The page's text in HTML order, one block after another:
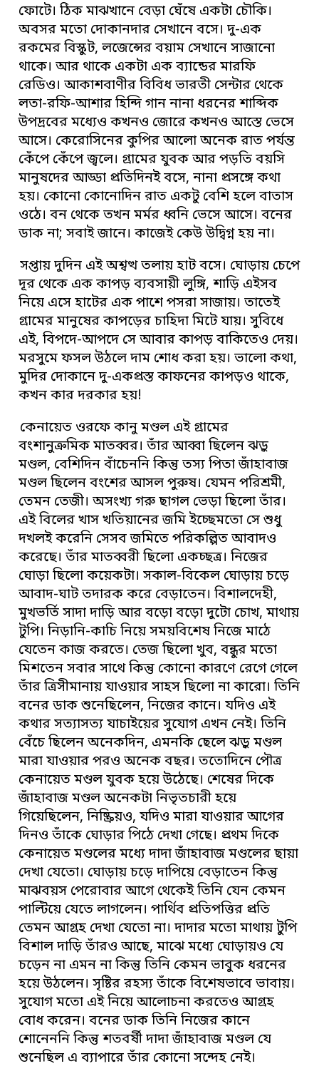
ফোটে। ঠিক মাঝখানে বেড়া ঘেঁষে একটা চৌকি।
অবসর মতো দোকানদার সেখানে বসে। দু-এক
রকমের বিস্কুট, লজেন্সের বয়াম সেখানে সাজানো
থাকে। আর থাকে একটা এক ব্যান্ডের মারফি
রেডিও। আকাশবাণীর বিবিধ ভারতী সেন্টার থেকে
লতা-রফি-আশার হিন্দি গান নানা ধরনের শাব্দিক
উপদ্রবের মধ্যেও কখনও জোরে কখনও আস্তে ভেসে
আসে। কেরোসিনের কুপির আলো অনেক রাত পর্যন্ত
কেঁপে কেঁপে জ্বলে। গ্রামের যুবক আর পড়তি বয়সি
মানুষদের আড্ডা প্রতিদিনই বসে, নানা প্রসঙ্গে কথা
হয়। কোনো কোনোদিন রাত একটু বেশি হলে বাতাস
ওঠে। বন থেকে তখন মর্মর ধ্বনি ভেসে আসে। বনের
ডাক না; সবাই জানে। কাজেই কেউ উদ্বিগ্ন হয় না।
সপ্তায় দুদিন এই অশ্বত্থ তলায় হাট বসে। ঘোড়ায় চেপে
দূর থেকে এক কাপড় ব্যবসায়ী লুঙ্গি, শাড়ি এইসব
নিয়ে এসে হাটের এক পাশে পসরা সাজায়। তাতেই
গ্রামের মানুষের কাপড়ের চাহিদা মিটে যায়। সুবিধে
এই, বিপদে-আপদে সে আবার কাপড় বাকিতেও দেয়।
মরসুমে ফসল উঠলে দাম শোধ করা হয়। ভালো কথা,
মুদির দোকানে দু-একপ্রস্ত কাফনের কাপড়ও থাকে,
কখন কার দরকার হয়!
কেনায়েত ওরফে কানু মণ্ডল এই গ্রামের
বংশানুক্রমিক মাতব্বর। তাঁর আব্বা ছিলেন ঝড়ু
মণ্ডল, বেশিদিন বাঁচেননি কিন্তু তস্য পিতা জাঁহাবাজ
মণ্ডল ছিলেন বংশের আসল পুরুষ। যেমন পরিশ্রমী,
তেমন তেজী। অসংখ্য গরু ছাগল ভেড়া ছিলো তাঁর।
এই বিলের খাস খতিয়ানের জমি ইচ্ছেমতো সে শুধু
দখলই করেনি সেসব জমিতে পরিকল্পিত আবাদও
করেছে। তাঁর মাতব্বরী ছিলো একচ্ছত্র। নিজের
ঘোড়া ছিলো কয়েকটা। সকাল-বিকেল ঘোড়ায় চড়ে
আবাদ-ঘাট তদারক করে বেড়াতেন। বিশালদেহী,
মুখভর্তি সাদা দাড়ি আর বড়ো বড়ো দুটো চোখ, মাথায়
টুপি। নিড়ানি-কাচি নিয়ে সময়বিশেষ নিজে মাঠে
যেতেন কাজ করতে। তেজ ছিলো খুব, বন্ধুর মতো
মিশতেন সবার সাথে কিন্তু কোনো কারণে রেগে গেলে
তাঁর ত্রিসীমানায় যাওয়ার সাহস ছিলো না কারো। তিনি
বনের ডাক শুনেছিলেন, নিজের কানে। যদিও এই
কথার সত্যাসত্য যাচাইয়ের সুযোগ এখন নেই। তিনি
বেঁচে ছিলেন অনেকদিন, এমনকি ছেলে ঝড়ু মণ্ডল
মারা যাওয়ার পরও অনেক বছর। ততোদিনে পৌত্র
কেনায়েত মণ্ডল যুবক হয়ে উঠেছে। শেষের দিকে
জাঁহাবাজ মণ্ডল অনেকটা নিভৃতচারী হয়ে
গিয়েছিলেন, নিষ্ক্রিয়ও, যদিও মারা যাওয়ার আগের
দিনও তাঁকে ঘোড়ার পিঠে দেখা গেছে। প্রথম দিকে
কেনায়েত মণ্ডলের মধ্যে দাদা জাঁহাবাজ মণ্ডলের ছায়া
দেখা যেতো। ঘোড়ায় চড়ে দাপিয়ে বেড়াতেন কিন্তু
মাঝবয়স পেরোবার আগে থেকেই তিনি যেন কেমন
পাল্টিয়ে যেতে লাগলেন। পার্থিব প্রতিপত্তির প্রতি
তেমন আগ্রহ দেখা যেতো না। দাদার মতো মাথায় টুপি
বিশাল দাড়ি তাঁরও আছে, মাঝে মধ্যে ঘোড়ায়ও যে
চড়েন না এমন না কিন্তু তিনি কেমন ভাবুক ধরনের
হয়ে উঠলেন। সৃষ্টির রহস্য তাঁকে বিশেষভাবে ভাবায়।
সুযোগ মতো এই নিয়ে আলোচনা করতেও আগ্রহ
বোধ করেন। বনের ডাক তিনি নিজের কানে
শোনেননি কিন্তু শতবর্ষী দাদা জাঁহাবাজ মণ্ডল যে
শুনেছিল এ ব্যাপারে তাঁর কোনো সন্দেহ নেই।